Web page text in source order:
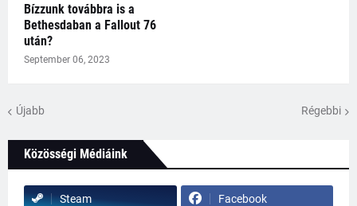
Bízzunk továbbra is a
Bethesdaban a Fallout 76
után?
September 06, 2023
Újabb Régebbi
Közösségi Médiáink
Steam Facebook